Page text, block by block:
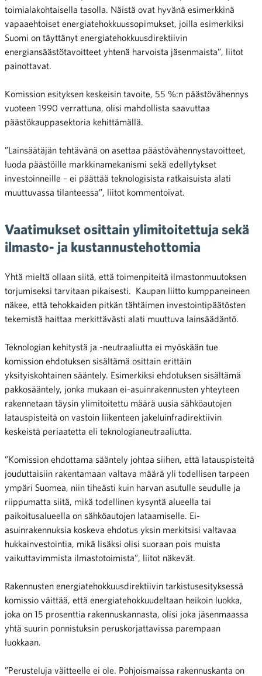
toimialakohtaisella tasolla. Näistä ovat hyvänä esimerkkinä
vapaaehtoiset energiatehokkuussopimukset, joilla esimerkiksi
Suomi on täyttänyt energiatehokkuusdirektiivin
energiansäästötavoitteet yhtenä harvoista jäsenmaista”, liitot
painottavat.
Komission esityksen keskeisin tavoite, 55 %:n päästövähennys
vuoteen 1990 verrattuna, olisi mahdollista saavuttaa
päästökauppasektoria kehittämällä.
”Lainsäätäjän tehtävänä on asettaa päästövähennystavoitteet,
luoda päästöille markkinamekanismi sekä edellytykset
investoinneille – ei päättää teknologisista ratkaisuista alati
muuttuvassa tilanteessa”, liitot kommentoivat.
Vaatimukset osittain ylimitoitettuja sekä
ilmasto- ja kustannustehottomia
Yhtä mieltä ollaan siitä, että toimenpiteitä ilmastonmuutoksen
torjumiseksi tarvitaan pikaisesti. Kaupan liitto kumppaneineen
näkee, että tehokkaiden pitkän tähtäimen investointipäätösten
tekemistä haittaa merkittävästi alati muuttuva lainsäädäntö.
Teknologian kehitystä ja -neutraaliutta ei myöskään tue
komission ehdotuksen sisältämä osittain erittäin
yksityiskohtainen sääntely. Esimerkiksi ehdotuksen sisältämä
pakkosääntely, jonka mukaan ei-asuinrakennusten yhteyteen
rakennetaan täysin ylimitoitettu määrä uusia sähköautojen
latauspisteitä on vastoin liikenteen jakeluinfradirektiivin
keskeistä periaatetta eli teknologianeutraaliutta.
”Komission ehdottama sääntely johtaa siihen, että latauspisteitä
jouduttaisiin rakentamaan valtava määrä yli todellisen tarpeen
ympäri Suomea, niin tiheästi kuin harvan asutulle seudulle ja
riippumatta siitä, mikä todellinen kysyntä alueella tai
paikoitusalueella on sähköautojen lataamiselle. Ei-
asuinrakennuksia koskeva ehdotus yksin merkitsisi valtavaa
hukkainvestointia, mikä lisäksi olisi suoraan pois muista
vaikuttavimmista ilmastotoimista”, liitot näkevät.
Rakennusten energiatehokkuusdirektiivin tarkistusesityksessä
komissio väittää, että energiatehokkuudeltaan heikoin luokka,
joka on 15 prosenttia rakennuskannasta, olisi joka jäsenmaassa
yhtä suurin ponnistuksin peruskorjattavissa parempaan
luokkaan.
”Perusteluja väitteelle ei ole. Pohjoismaissa rakennuskanta on